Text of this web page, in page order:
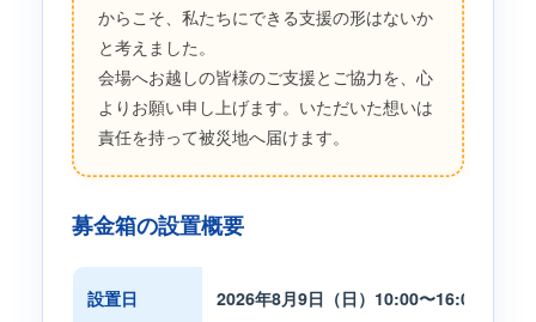
からこそ、私たちにできる支援の形はないか
と考えました。
会場へお越しの皆様のご支援とご協力を、心
よりお願い申し上げます。いただいた想いは
責任を持って被災地へ届けます。
募金箱の設置概要
設置日 2026年8月9日（日）10:00〜16:00